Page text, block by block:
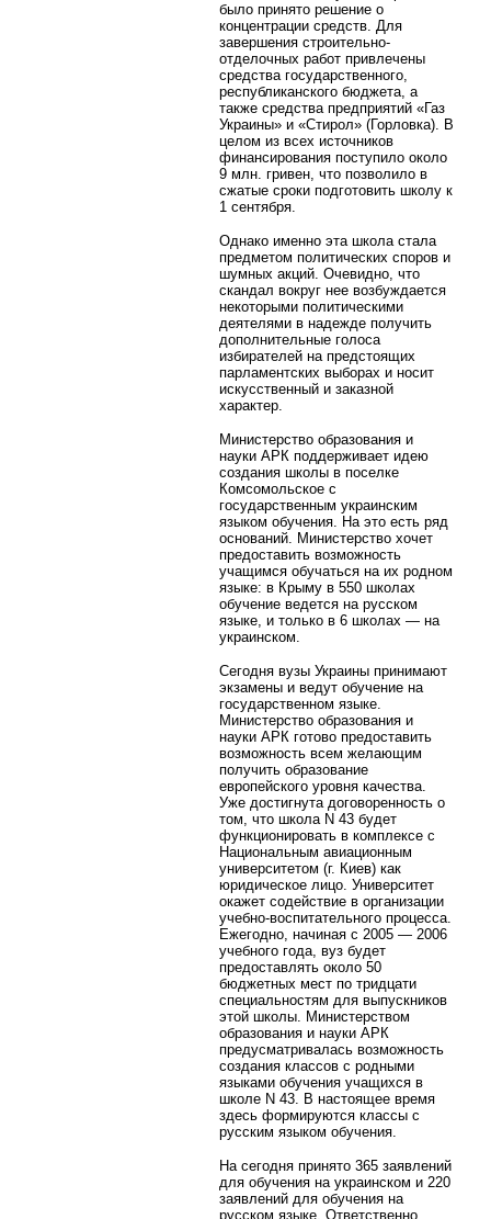
было принято решение о
концентрации средств. Для
завершения строительно-
отделочных работ привлечены
средства государственного,
республиканского бюджета, а
также средства предприятий «Газ
Украины» и «Стирол» (Горловка). В
целом из всех источников
финансирования поступило около
9 млн. гривен, что позволило в
сжатые сроки подготовить школу к
1 сентября.
Однако именно эта школа стала
предметом политических споров и
шумных акций. Очевидно, что
скандал вокруг нее возбуждается
некоторыми политическими
деятелями в надежде получить
дополнительные голоса
избирателей на предстоящих
парламентских выборах и носит
искусственный и заказной
характер.
Министерство образования и
науки АРК поддерживает идею
создания школы в поселке
Комсомольское с
государственным украинским
языком обучения. На это есть ряд
оснований. Министерство хочет
предоставить возможность
учащимся обучаться на их родном
языке: в Крыму в 550 школах
обучение ведется на русском
языке, и только в 6 школах — на
украинском.
Сегодня вузы Украины принимают
экзамены и ведут обучение на
государственном языке.
Министерство образования и
науки АРК готово предоставить
возможность всем желающим
получить образование
европейского уровня качества.
Уже достигнута договоренность о
том, что школа N 43 будет
функционировать в комплексе с
Национальным авиационным
университетом (г. Киев) как
юридическое лицо. Университет
окажет содействие в организации
учебно-воспитательного процесса.
Ежегодно, начиная с 2005 — 2006
учебного года, вуз будет
предоставлять около 50
бюджетных мест по тридцати
специальностям для выпускников
этой школы. Министерством
образования и науки АРК
предусматривалась возможность
создания классов с родными
языками обучения учащихся в
школе N 43. В настоящее время
здесь формируются классы с
русским языком обучения.
На сегодня принято 365 заявлений
для обучения на украинском и 220
заявлений для обучения на
русском языке. Ответственно